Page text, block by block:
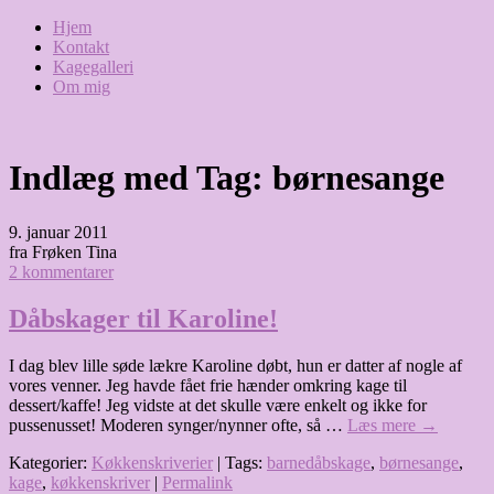
Hjem
Kontakt
Kagegalleri
Om mig
Indlæg med Tag: børnesange
9. januar 2011
fra Frøken Tina
2 kommentarer
Dåbskager til Karoline!
I dag blev lille søde lækre Karoline døbt, hun er datter af nogle af
vores venner. Jeg havde fået frie hænder omkring kage til
dessert/kaffe! Jeg vidste at det skulle være enkelt og ikke for
pussenusset! Moderen synger/nynner ofte, så … Læs mere →
Kategorier: Køkkenskriverier | Tags: barnedåbskage, børnesange,
kage, køkkenskriver | Permalink